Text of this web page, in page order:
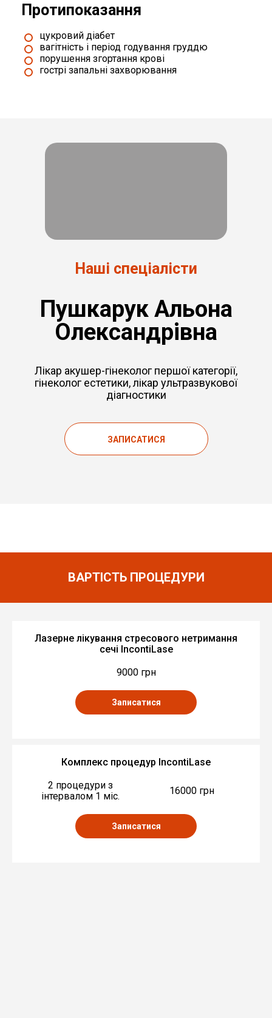
Протипоказання
цукровий діабет
вагітність і період годування груддю
порушення згортання крові
гострі запальні захворювання
Наші спеціалісти
Пушкарук Альона
Олександрівна
Лікар акушер-гінеколог першої категорії,
гінеколог естетики, лікар ультразвукової
діагностики
ЗАПИСАТИСЯ
ВАРТІСТЬ ПРОЦЕДУРИ
Лазерне лікування стресового нетримання
сечі IncontiLase
9000 грн
Записатися
Комплекс процедур IncontiLase
2 процедури з
інтервалом 1 міс.
16000 грн
Записатися